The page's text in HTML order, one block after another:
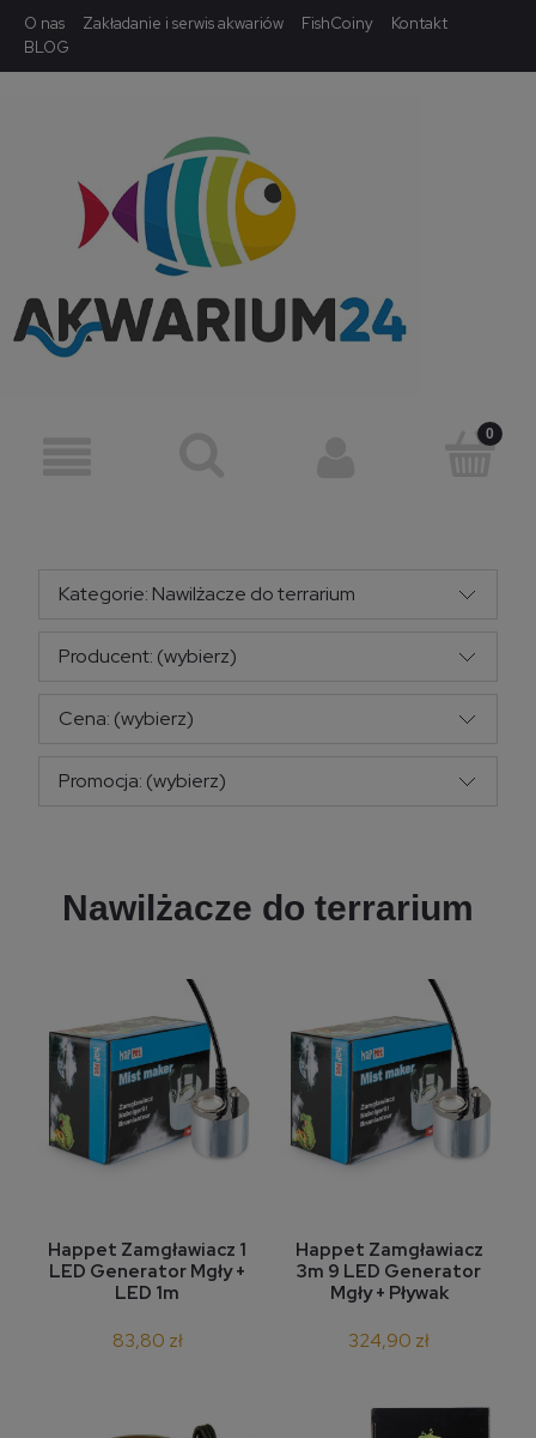
O nas Zakładanie i serwis akwariów FishCoiny
Kontakt
BLOG
Kategorie: Nawilżacze do terrarium
Producent: (wybierz)
Cena: (wybierz)
Promocja: (wybierz)
Nawilżacze do terrarium
Happet Zamgławiacz 1
LED Generator Mgły +
LED 1m
83,80 zł
Happet Zamgławiacz
3m 9 LED Generator
Mgły + Pływak
324,90 zł